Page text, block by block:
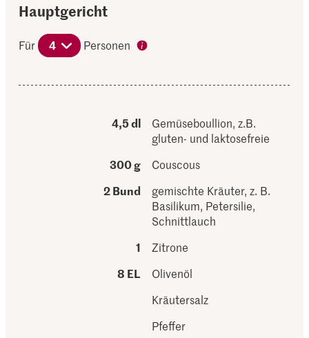
Hauptgericht
Für 4 Personen
4,5 dl
Gemüseboullion, z.B.
gluten- und laktosefreie
300 g
Couscous
2 Bund
gemischte Kräuter, z. B.
Basilikum, Petersilie,
Schnittlauch
1
Zitrone
8 EL
Olivenöl
Kräutersalz
Pfeffer